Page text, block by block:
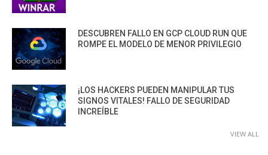
DESCUBREN FALLO EN GCP CLOUD RUN QUE
ROMPE EL MODELO DE MENOR PRIVILEGIO
¡LOS HACKERS PUEDEN MANIPULAR TUS
SIGNOS VITALES! FALLO DE SEGURIDAD
INCREÍBLE
VIEW ALL